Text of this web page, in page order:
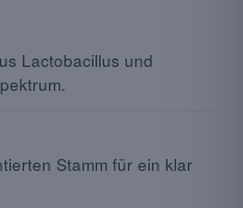
Lactobacillus und
Stamm für ein klar